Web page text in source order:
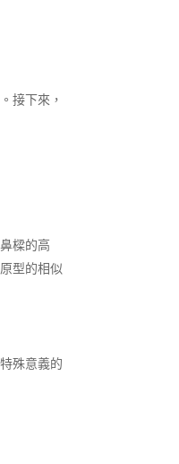
接下來，
樑的高
型的相似
殊意義的